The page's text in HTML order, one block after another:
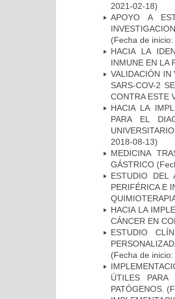
2021-02-18)
APOYO A
(Fecha de
HACIA LA
INMUNE EN LA
VALIDACIÓN IN
SARS-COV-2
CONTRA ESTE
HACIA LA
PARA EL
2018-08-13)
MEDICINA
GÁSTRICO
ESTUDIO DEL
PERIFÉRICA E
HACIA LA
CÁNCER EN
ESTUDIO
(Fecha de
ÚTILES
PATÓGENOS.